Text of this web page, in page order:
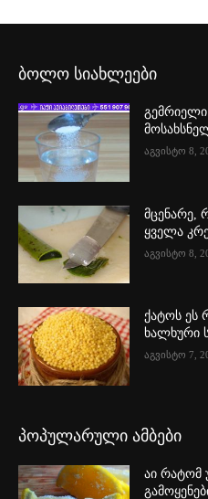
ბოლო სიახლეები
აგვისტო 8,
მცენარე,
ყველა
აგვისტო 8,
ქატოს ეს
ხალხური
აგვისტო 7,
პოპულარული ამბები
აი რატომ